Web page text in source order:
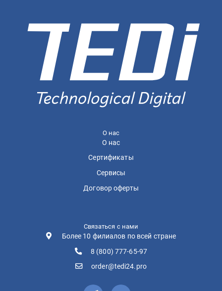
О нас
О нас
Сертификаты
Сервисы
Договор оферты
Связаться с нами
Более 10 филиалов по всей стране
8 (800) 777-65-97
order@tedi24.pro